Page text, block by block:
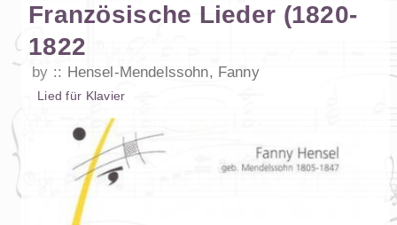
Französische Lieder (1820-
1822
by Hensel-Mendelssohn, Fanny
Lied für Klavier